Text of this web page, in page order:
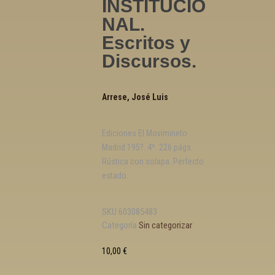
INSTITUCIO
NAL.
Escritos y
Discursos.
Arrese, José Luis
Ediciones El Movimineto.
Madrid 195?. 4º. 226 págs.
Rústica con solapa. Perfecto
estado.
SKU 603085483
Categoría Sin categorizar
10,00 €